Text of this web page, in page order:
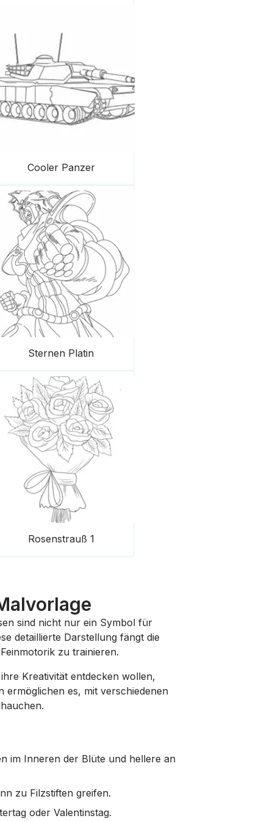
Cooler Panzer
Sternen Platin
Rosenstrauß 1
sind nicht nur ein Symbol für
detaillierte Darstellung fängt die
zu trainieren.
Kreativität entdecken wollen,
ermöglichen es, mit verschiedenen
im Inneren der Blüte und hellere an
zu Filzstiften greifen.
oder Valentinstag.